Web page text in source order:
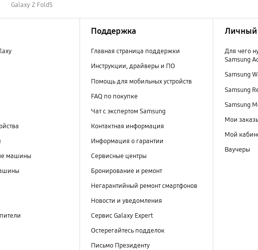
Galaxy Z Fold5
машины
Поддержка
Главная страница поддержки
Инструкции, драйверы и ПО
Помощь для мобильных устройств
FAQ по покупке
Чат с экспертом Samsung
Контактная информация
Информация о гарантии
Сервисные центры
Бронирование и ремонт
Негарантийный ремонт смартфонов
Новости и уведомления
Сервис Galaxy Expert
Остерегайтесь подделок
Письмо Президенту
Личный
Для чего
Samsung
Samsung
Samsung
Samsung
Мои
Мой
Ваучеры